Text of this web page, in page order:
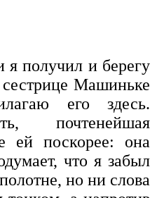
я получил и берегу
Машиньке
его здесь.
почтенейшая
ей поскорее: она
что я забыл
но ни слова